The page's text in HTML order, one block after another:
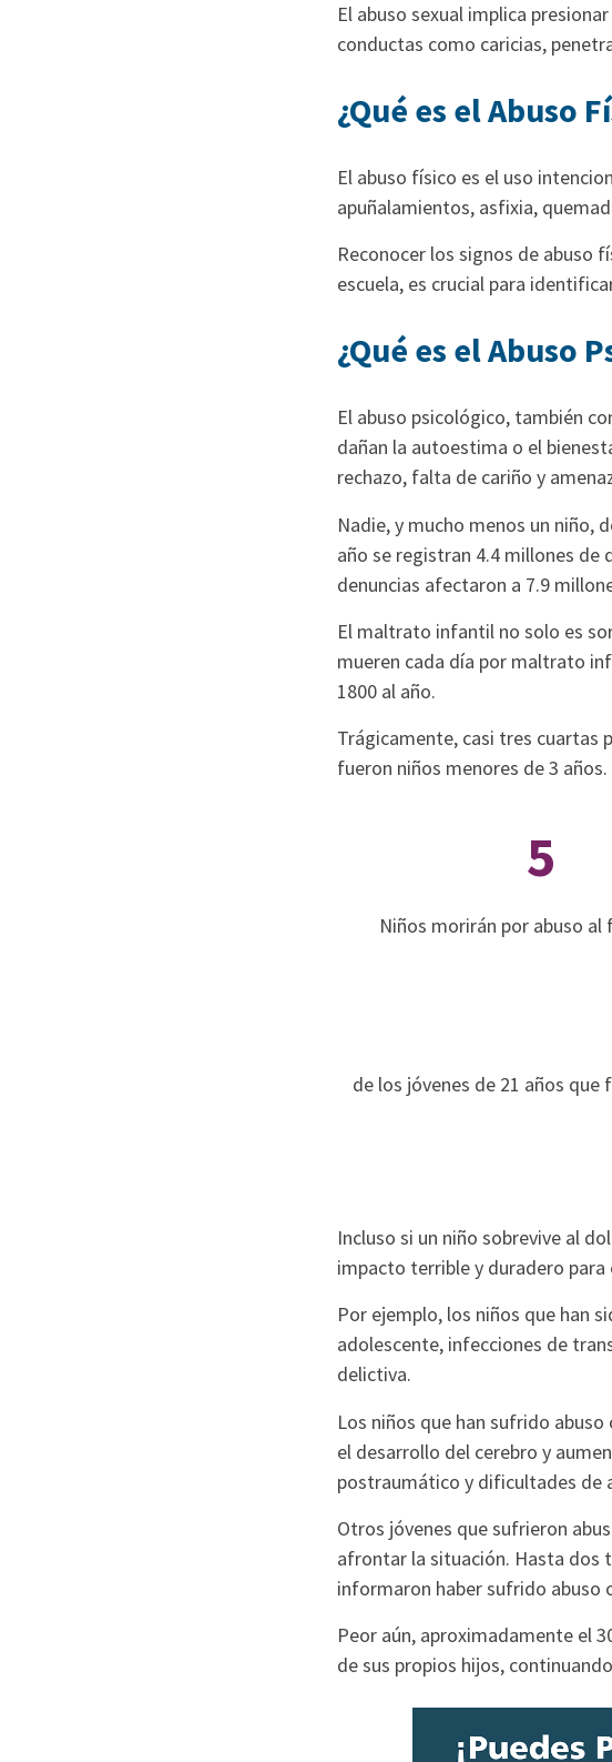
El abuso sexual implica
conductas como caricias,
¿Qué es el Abuso
El abuso físico es el uso
apuñalamientos, asfixia,
Reconocer los signos de abuso
escuela, es crucial para
¿Qué es el Abuso
El abuso psicológico, también
dañan la autoestima o el
rechazo, falta de cariño y
Nadie, y mucho menos un niño,
año se registran 4.4 millones de
denuncias afectaron a 7.9
El maltrato infantil no solo es
mueren cada día por maltrato
1800 al año.
Trágicamente, casi tres cuartas
fueron niños menores de 3 años.
5
Niños morirán por abuso al
de los jóvenes de 21 años
Incluso si un niño sobrevive al
impacto terrible y duradero para
Por ejemplo, los niños que han
adolescente, infecciones de
delictiva.
Los niños que han sufrido
el desarrollo del cerebro y
postraumático y dificultades de
Otros jóvenes que sufrieron
afrontar la situación. Hasta dos
informaron haber sufrido abuso
Peor aún, aproximadamente el
de sus propios hijos,